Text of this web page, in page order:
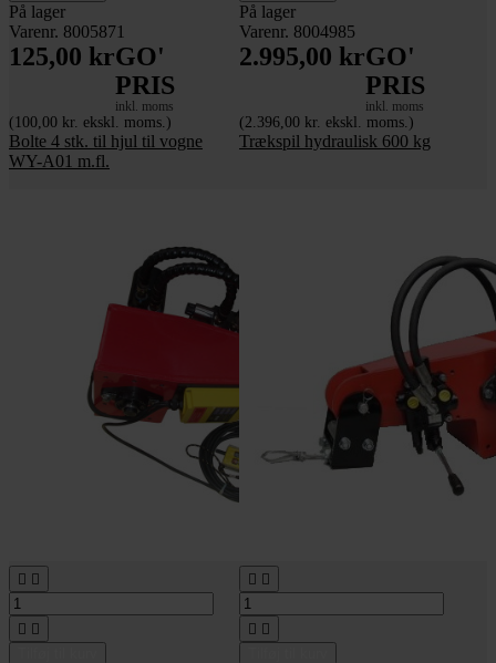
På lager
Varenr. 8005871
125,00 krGO'
PRIS
inkl. moms
(100,00 kr. ekskl. moms.)
Bolte 4 stk. til hjul til vogne
WY-A01 m.fl.
På lager
Varenr. 8004985
2.995,00 krGO'
PRIS
inkl. moms
(2.396,00 kr. ekskl. moms.)
Trækspil hydraulisk 600 kg
 
 
 
 